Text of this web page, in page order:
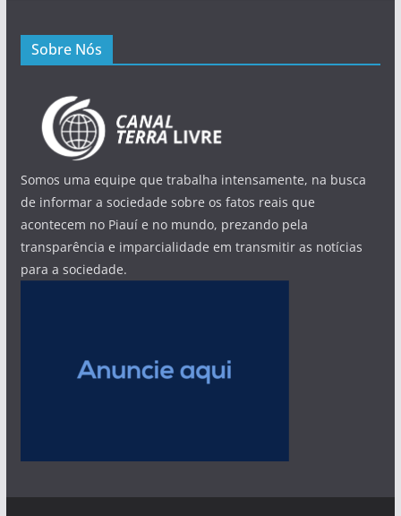
Sobre Nós
Somos uma equipe que trabalha intensamente, na busca
de informar a sociedade sobre os fatos reais que
acontecem no Piauí e no mundo, prezando pela
transparência e imparcialidade em transmitir as notícias
para a sociedade.